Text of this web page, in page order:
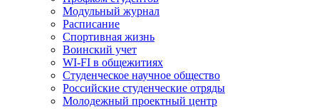
Модульный журнал
Расписание
Спортивная жизнь
Воинский учет
WI-FI в общежитиях
Студенческое научное общество
Российские студенческие отряды
Молодежный проектный центр